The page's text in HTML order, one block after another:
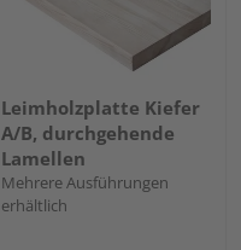
Leimholzplatte Kiefer
A/B, durchgehende
Lamellen
Mehrere Ausführungen
erhältlich